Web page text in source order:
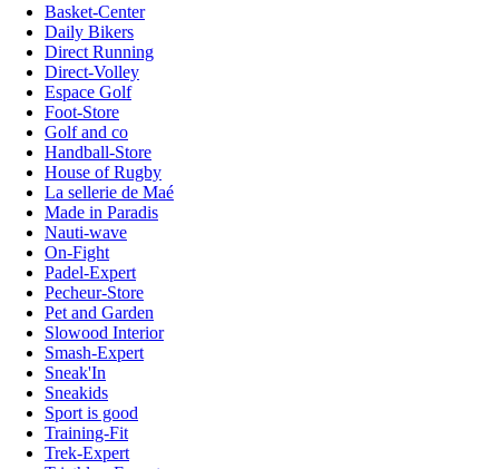
Basket-Center
Daily Bikers
Direct Running
Direct-Volley
Espace Golf
Foot-Store
Golf and co
Handball-Store
House of Rugby
La sellerie de Maé
Made in Paradis
Nauti-wave
On-Fight
Padel-Expert
Pecheur-Store
Pet and Garden
Slowood Interior
Smash-Expert
Sneak'In
Sneakids
Sport is good
Training-Fit
Trek-Expert